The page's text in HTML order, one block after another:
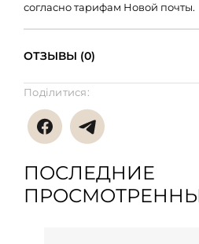
согласно тарифам Новой почты.
ОТЗЫВЫ (0)
Поділитися:
ПОСЛЕДНИЕ